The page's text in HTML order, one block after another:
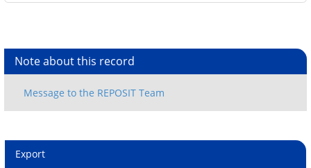
Note about this record
Export